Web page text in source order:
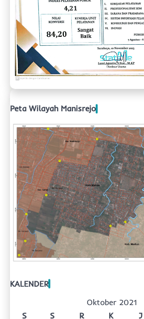
Peta Wilayah Manisrejo
KALENDER
Oktober 2021
S
S R K J